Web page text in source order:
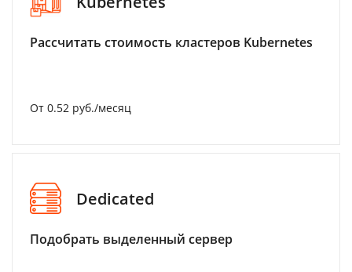
Рассчитать стоимость кластеров Kubernetes
От 0.52 руб./месяц
Dedicated
Подобрать выделенный сервер